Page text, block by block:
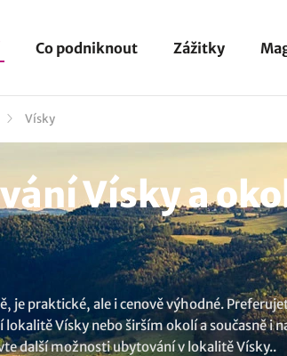
Co podniknout Zážitky
Vísky
Vísky a
je praktické, ale i cenově výhodné.
Vísky nebo širším okolí a současně i
další možnostiubytování v lokalitě Vísky..